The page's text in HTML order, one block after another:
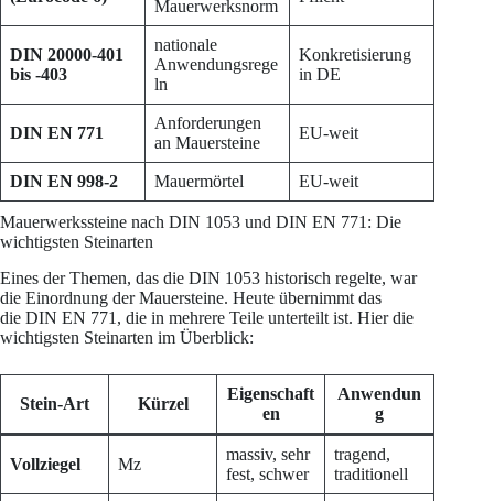
Mauerwerksnorm
DIN 20000-401
bis -403
nationale
Anwendungsrege
ln
Konkretisierung
in DE
DIN EN 771
Anforderungen
an Mauersteine
EU-weit
DIN EN 998-2 Mauermörtel EU-weit
Mauerwerkssteine nach DIN 1053 und DIN EN 771: Die
wichtigsten Steinarten
Eines der Themen, das die DIN 1053 historisch regelte, war
die Einordnung der Mauersteine. Heute übernimmt das
die DIN EN 771, die in mehrere Teile unterteilt ist. Hier die
wichtigsten Steinarten im Überblick:
Stein-Art Kürzel
Eigenschaft
en
Anwendun
g
Vollziegel Mz
massiv, sehr
fest, schwer
tragend,
traditionell